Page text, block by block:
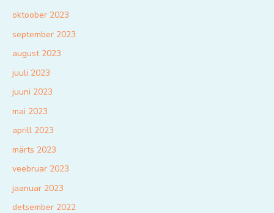
oktoober 2023
september 2023
august 2023
juuli 2023
juuni 2023
mai 2023
aprill 2023
märts 2023
veebruar 2023
jaanuar 2023
detsember 2022